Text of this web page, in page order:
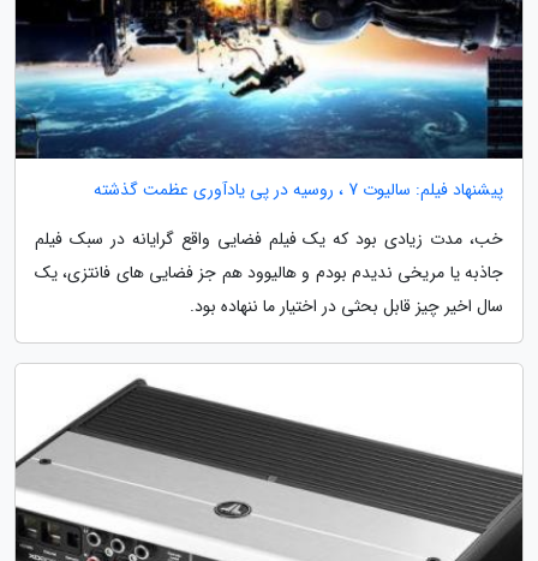
پیشنهاد فیلم: سالیوت 7 ، روسیه در پی یادآوری عظمت گذشته
خب، مدت زیادی بود که یک فیلم فضایی واقع گرایانه در سبک فیلم
جاذبه یا مریخی ندیدم بودم و هالیوود هم جز فضایی های فانتزی، یک
سال اخیر چیز قابل بحثی در اختیار ما ننهاده بود.